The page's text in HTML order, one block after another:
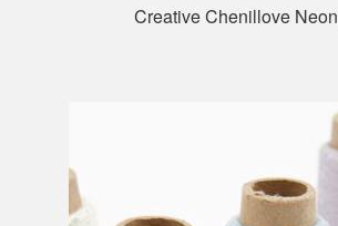
Creative Chenillove Neon